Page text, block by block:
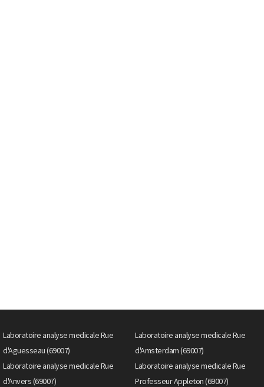
Laboratoire analyse medicale Rue
d'Aguesseau (69007)
Laboratoire analyse medicale Rue
d'Amsterdam (69007)
Laboratoire analyse medicale Rue
d'Anvers (69007)
Laboratoire analyse medicale Rue
Professeur Appleton (69007)